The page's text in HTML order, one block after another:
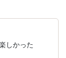
しかった